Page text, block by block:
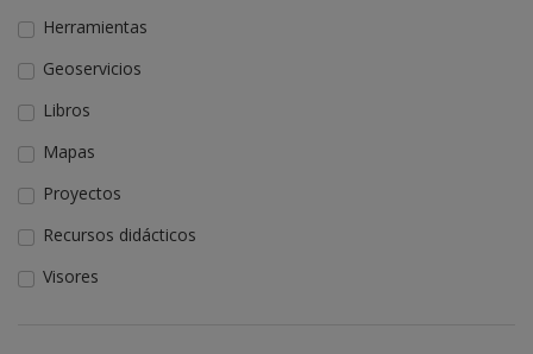
Herramientas
Geoservicios
Libros
Mapas
Proyectos
Recursos didácticos
Visores